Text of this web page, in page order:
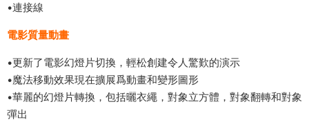
•連接線
電影質量動畫
•更新了電影幻燈片切換，輕松創建令人驚歎的演示
•魔法移動效果現在擴展爲動畫和變形圖形
•華麗的幻燈片轉換，包括曬衣繩，對象立方體，對象翻轉和對象
彈出